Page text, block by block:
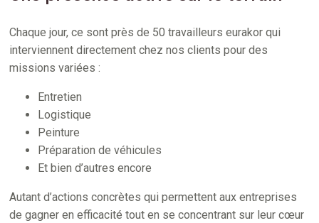
Chaque jour, ce sont près de 50 travailleurs eurakor qui
interviennent directement chez nos clients pour des
missions variées :
Entretien
Logistique
Peinture
Préparation de véhicules
Et bien d’autres encore
Autant d’actions concrètes qui permettent aux entreprises
de gagner en efficacité tout en se concentrant sur leur cœur